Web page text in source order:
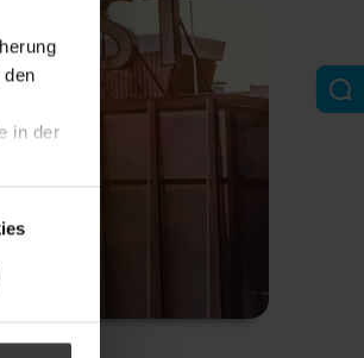
den
in der